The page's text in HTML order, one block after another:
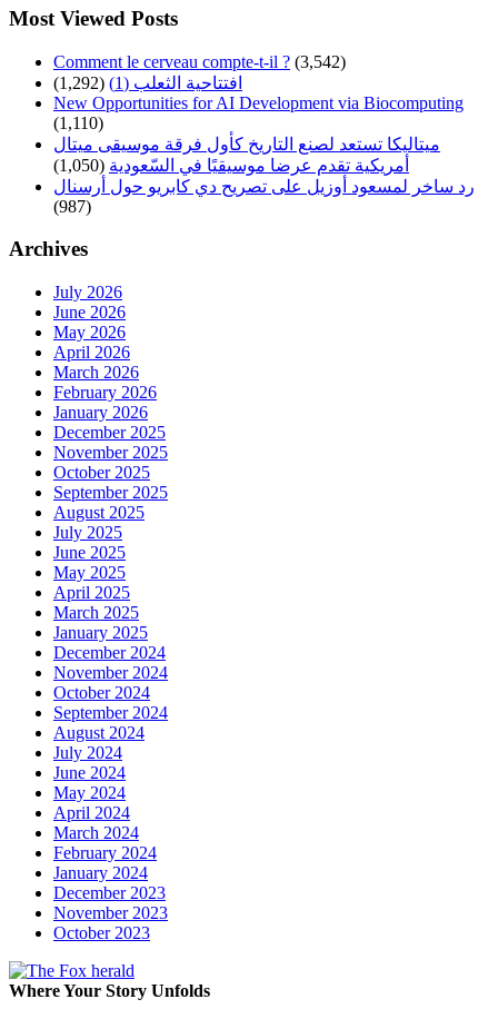
Most Viewed Posts
Comment le cerveau compte-t-il ? (3,542)
افتتاحية الثعلب (1)
(1,292)
New Opportunities for AI Development via Biocomputing
(1,110)
ميتاليكا تستعد لصنع التاريخ كأول فرقة موسيقى ميتال
أمريكية تقدم عرضا موسيقيًا في السّعودية (1,050)
رد ساخر لمسعود أوزيل على تصريح دي كابريو حول أرسنال
(987)
Archives
July 2026
June 2026
May 2026
April 2026
March 2026
February 2026
January 2026
December 2025
November 2025
October 2025
September 2025
August 2025
July 2025
June 2025
May 2025
April 2025
March 2025
January 2025
December 2024
November 2024
October 2024
September 2024
August 2024
July 2024
June 2024
May 2024
April 2024
March 2024
February 2024
January 2024
December 2023
November 2023
October 2023
Where Your Story Unfolds